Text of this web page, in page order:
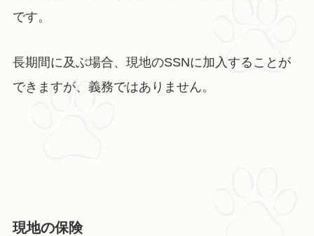
です。
長期間に及ぶ場合、現地のSSNに加入することが
できますが、義務ではありません。
現地の保険